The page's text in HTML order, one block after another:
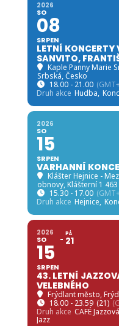
2026
SO
08
SRPEN
LETNÍ
SANVITO,
Kaple Panny Marie
Srbská, Česko
18.00 - 21.00
Druh akce Hudba,
2026
SO
15
SRPEN
VARHANNÍ
Klášter Hejnice -
obnovy, Klášterní 1
15.30 - 17.00
Druh akce Hejnice,
2026
SO
15
SRPEN
PÁ
21
43. LETNÍ
VELEBNÉHO
Frýdlant město,
18.00 - 23.59 (21)
Druh akce CAFÉ
Jazz